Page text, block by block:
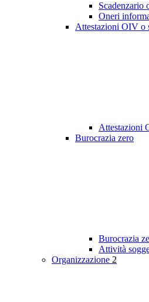
Scadenzario
Oneri
Attestazioni OIV o
Attestazioni
Burocrazia zero
Burocrazia
Attività
Organizzazione 2